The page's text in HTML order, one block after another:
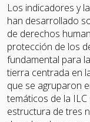
Los indicadores y
han desarrollado
de derechos
protección de los
fundamental para
tierra centrada en
que se agruparon
temáticos de la
estructura de tres